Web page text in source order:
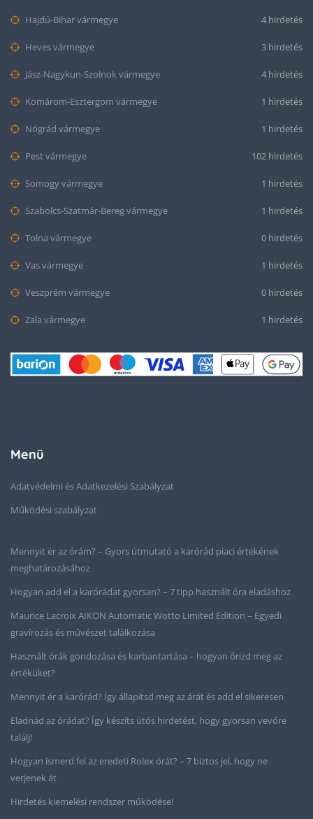
Hajdú-Bihar vármegye 4 hirdetés
Heves vármegye 3 hirdetés
Jász-Nagykun-Szolnok vármegye 4 hirdetés
Komárom-Esztergom vármegye 1 hirdetés
Nógrád vármegye 1 hirdetés
Pest vármegye 102 hirdetés
Somogy vármegye 1 hirdetés
Szabolcs-Szatmár-Bereg vármegye 1 hirdetés
Tolna vármegye 0 hirdetés
Vas vármegye 1 hirdetés
Veszprém vármegye 0 hirdetés
Zala vármegye 1 hirdetés
Menü
Adatvédelmi és Adatkezelési Szabályzat
Működési szabályzat
Mennyit ér az órám? – Gyors útmutató a karórád piaci értékének
meghatározásához
Hogyan add el a karórádat gyorsan? – 7 tipp használt óra eladáshoz
Maurice Lacroix AIKON Automatic Wotto Limited Edition – Egyedi
gravírozás és művészet találkozása
Használt órák gondozása és karbantartása – hogyan őrizd meg az
értéküket?
Mennyit ér a karórád? Így állapítsd meg az árát és add el sikeresen
Eladnád az órádat? Így készíts ütős hirdetést, hogy gyorsan vevőre
találj!
Hogyan ismerd fel az eredeti Rolex órát? – 7 biztos jel, hogy ne
verjenek át
Hirdetés kiemelési rendszer működése!